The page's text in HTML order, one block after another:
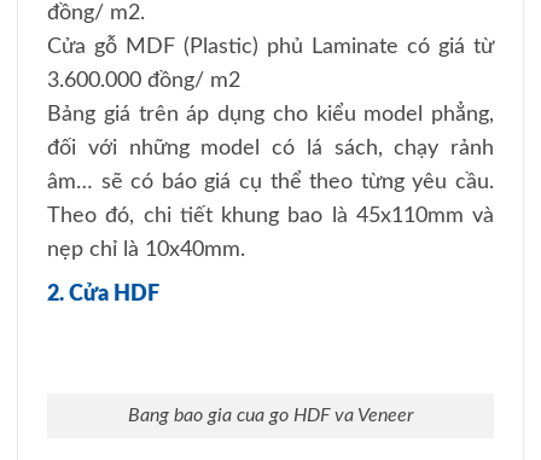
đồng/ m2.
Cửa gỗ MDF (Plastic) phủ Laminate có giá từ
3.600.000 đồng/ m2
Bảng giá trên áp dụng cho kiểu model phẳng,
đối với những model có lá sách, chạy rảnh
âm… sẽ có báo giá cụ thể theo từng yêu cầu.
Theo đó, chi tiết khung bao là 45x110mm và
nẹp chỉ là 10x40mm.
2. Cửa HDF
Bang bao gia cua go HDF va Veneer